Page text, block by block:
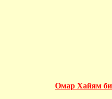
Омар Хайям